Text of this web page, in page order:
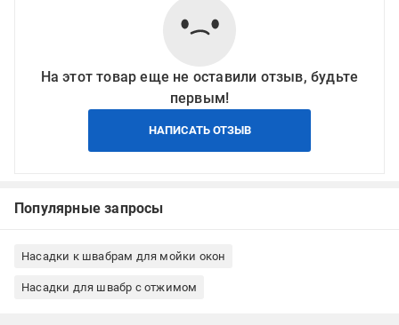
На этот товар еще не оставили отзыв, будьте
первым!
НАПИСАТЬ ОТЗЫВ
Популярные запросы
Насадки к швабрам для мойки окон
Насадки для швабр с отжимом